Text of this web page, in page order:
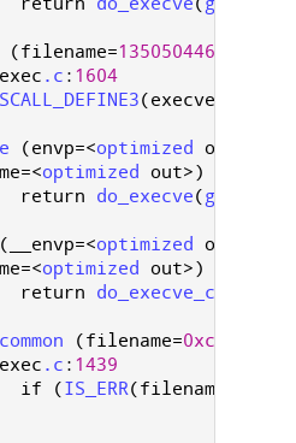
(filename=135050446
exec .c : 1604
(execve
(envp=<optimized out
=<optimized out>)
return do_execve(getname
( __envp=<optimized out
=<optimized out>)
return do_execve_common
(filename=0xc79cb000
exec .c : 1439
if (IS_ERR(filename